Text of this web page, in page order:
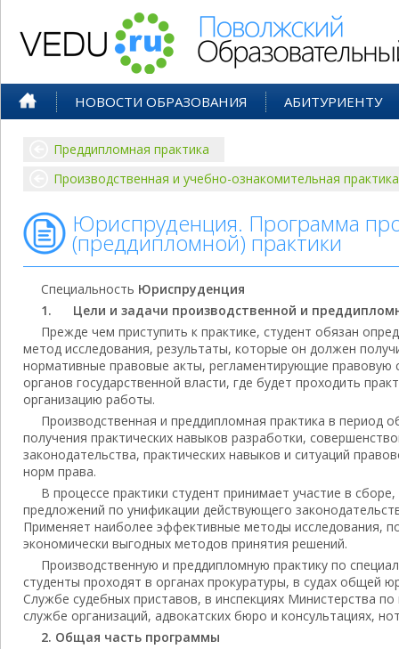
НОВОСТИ ОБРАЗОВАНИЯ АБИТУРИЕНТУ
Преддипломная практика
Производственная и учебно-ознакомительная практика
Юриспруденция. Программа
(преддипломной) практики
Специальность Юриспруденция
1. Цели и задачи производственной и
Прежде чем приступить к практике, студент обязан
метод исследования, результаты, которые он должен
нормативные правовые акты, регламентирующие правовую
органов государственной власти, где будет проходить
организацию работы.
Производственная и преддипломная практика в период
получения практических навыков разработки,
законодательства, практических навыков и ситуаций
норм права.
В процессе практики студент принимает участие в
предложений по унификации действующего
Применяет наиболее эффективные методы исследования,
экономически выгодных методов принятия решений.
Производственную и преддипломную практику по
студенты проходят в органах прокуратуры, в судах общей
Службе судебных приставов, в инспекциях Министерства
службе организаций, адвокатских бюро и консультациях,
2. Общая часть программы